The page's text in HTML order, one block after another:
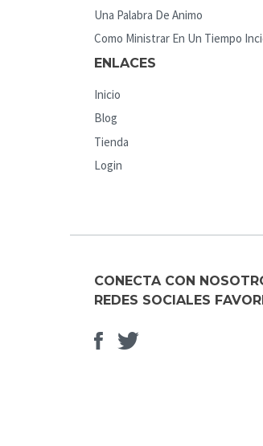
Una Palabra De Animo
Como Ministrar En Un Tiempo
ENLACES
Inicio
Blog
Tienda
Login
CONECTA CON
REDES SOCIALES
Facebook
Elemento